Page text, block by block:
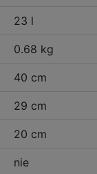
23 l
0.68 kg
40 cm
29 cm
20 cm
nie